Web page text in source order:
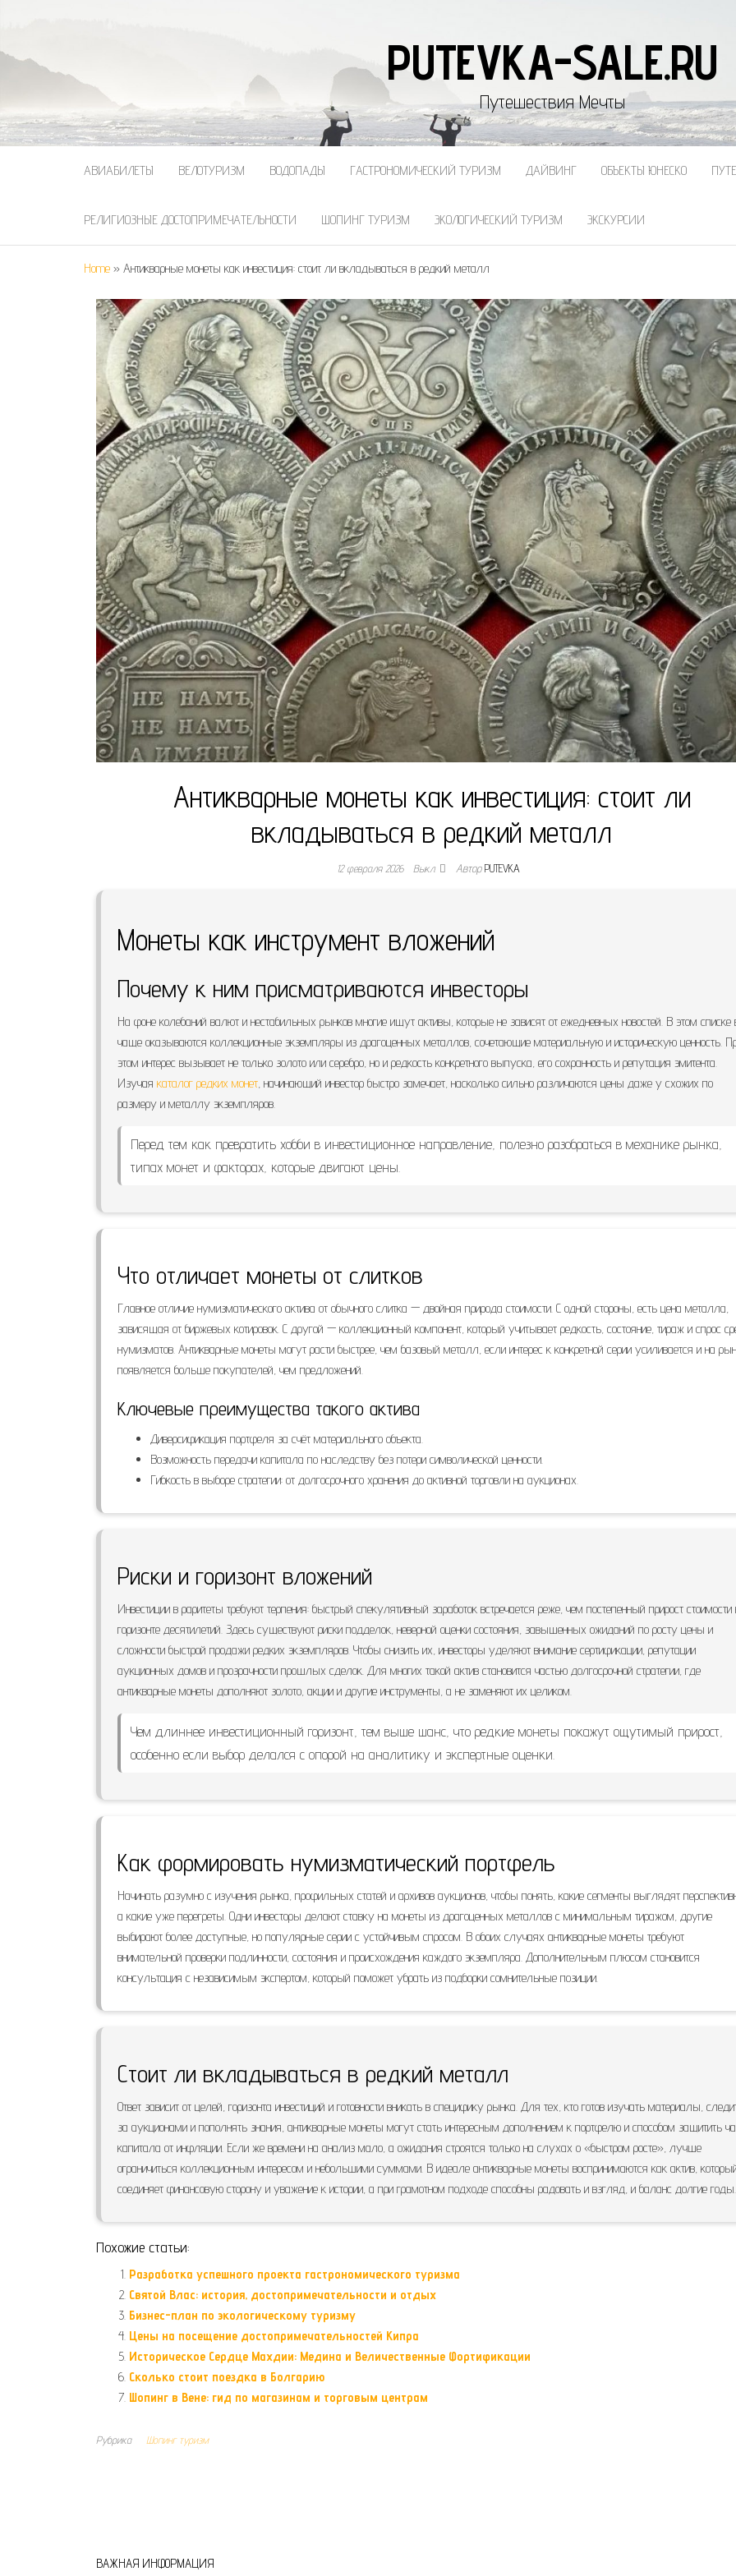
PUTEVKA-SALE.RU
Путешествия Мечты
АВИАБИЛЕТЫ ВЕЛОТУРИЗМ ВОДОПАДЫ ГАСТРОНОМИЧЕСКИЙ ТУРИЗМ ДАЙВИНГ ОБЪЕКТЫ ЮНЕСКО
РЕЛИГИОЗНЫЕ ДОСТОПРИМЕЧАТЕЛЬНОСТИ ШОПИНГ ТУРИЗМ ЭКОЛОГИЧЕСКИЙ ТУРИЗМ ЭКСКУРСИИ
Home » Антикварные монеты как инвестиция: стоит ли вкладываться в редкий металл
Антикварные монеты как инвестиция: стоит ли
вкладываться в редкий металл
12 февраля 2026 Выкл. АвторPUTEVKA
Монеты как инструмент вложений
Почему к ним присматриваются инвесторы
На фоне колебаний валют и нестабильных рынков многие ищут активы, которые не зависят от ежедневных новостей. В этом списке
чаще оказываются коллекционные экземпляры из драгоценных металлов, сочетающие материальную и историческую ценность.
этом интерес вызывает не только золото или серебро, но и редкость конкретного выпуска, его сохранность и репутация эмитента.
Изучая каталог редких монет, начинающий инвестор быстро замечает, насколько сильно различаются цены даже у схожих по
размеру и металлу экземпляров.
Перед тем как превратить хобби в инвестиционное направление, полезно разобраться в механике рынка,
типах монет и факторах, которые двигают цены.
Что отличает монеты от слитков
Главное отличие нумизматического актива от обычного слитка — двойная природа стоимости. С одной стороны, есть цена металла,
зависящая от биржевых котировок. С другой — коллекционный компонент, который учитывает редкость, состояние, тираж и спрос
нумизматов. Антикварные монеты могут расти быстрее, чем базовый металл, если интерес к конкретной серии усиливается и на
появляется больше покупателей, чем предложений.
Ключевые преимущества такого актива
Диверсификация портфеля за счёт материального объекта.
Возможность передачи капитала по наследству без потери символической ценности.
Гибкость в выборе стратегии: от долгосрочного хранения до активной торговли на аукционах.
Риски и горизонт вложений
Инвестиции в раритеты требуют терпения: быстрый спекулятивный заработок встречается реже, чем постепенный прирост стоимости
горизонте десятилетий. Здесь существуют риски подделок, неверной оценки состояния, завышенных ожиданий по росту цены и
сложности быстрой продажи редких экземпляров. Чтобы снизить их, инвесторы уделяют внимание сертификации, репутации
аукционных домов и прозрачности прошлых сделок. Для многих такой актив становится частью долгосрочной стратегии, где
антикварные монеты дополняют золото, акции и другие инструменты, а не заменяют их целиком.
Чем длиннее инвестиционный горизонт, тем выше шанс, что редкие монеты покажут ощутимый прирост,
особенно если выбор делался с опорой на аналитику и экспертные оценки.
Как формировать нумизматический портфель
Начинать разумно с изучения рынка, профильных статей и архивов аукционов, чтобы понять, какие сегменты выглядят
а какие уже перегреты. Одни инвесторы делают ставку на монеты из драгоценных металлов с минимальным тиражом, другие
выбирают более доступные, но популярные серии с устойчивым спросом. В обоих случаях антикварные монеты требуют
внимательной проверки подлинности, состояния и происхождения каждого экземпляра. Дополнительным плюсом становится
консультация с независимым экспертом, который поможет убрать из подборки сомнительные позиции.
Стоит ли вкладываться в редкий металл
Ответ зависит от целей, горизонта инвестиций и готовности вникать в специфику рынка. Для тех, кто готов изучать материалы,
за аукционами и пополнять знания, антикварные монеты могут стать интересным дополнением к портфелю и способом защитить
капитала от инфляции. Если же времени на анализ мало, а ожидания строятся только на слухах о «быстром росте», лучше
ограничиться коллекционным интересом и небольшими суммами. В идеале антикварные монеты воспринимаются как актив,
соединяет финансовую сторону и уважение к истории, а при грамотном подходе способны радовать и взгляд, и баланс долгие годы.
Похожие статьи:
Разработка успешного проекта гастрономического туризма
Святой Влас: история, достопримечательности и отдых
Бизнес-план по экологическому туризму
Цены на посещение достопримечательностей Кипра
Историческое Сердце Махдии: Медина и Величественные Фортификации
Сколько стоит поездка в Болгарию
Шопинг в Вене: гид по магазинам и торговым центрам
Рубрика Шопинг туризм
ВАЖНАЯ ИНФОРМАЦИЯ